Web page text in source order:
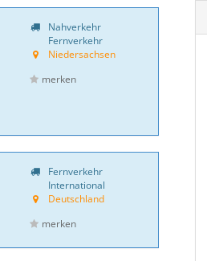
Nahverkehr
Fernverkehr
Niedersachsen
merken
Fernverkehr
International
Deutschland
merken